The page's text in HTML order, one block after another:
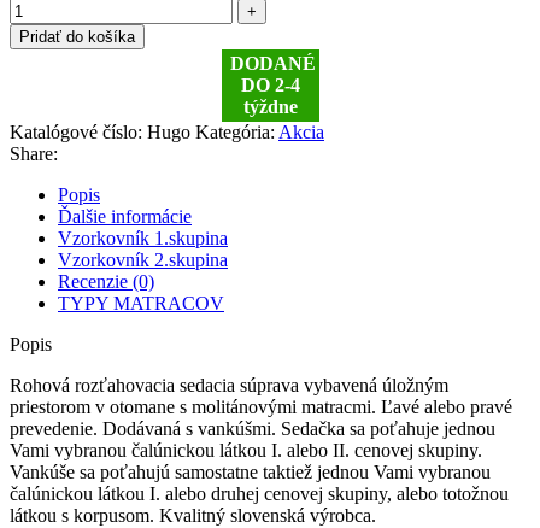
Pridať do košíka
DODANÉ
DO 2-4
týždne
Katalógové číslo: Hugo Kategória: Akcia
Share:
Popis
Ďalšie informácie
Vzorkovník 1.skupina
Vzorkovník 2.skupina
Recenzie (0)
TYPY MATRACOV
Popis
Rohová rozťahovacia sedacia súprava vybavená úložným
priestorom v otomane s molitánovými matracmi. Ľavé alebo pravé
prevedenie. Dodávaná s vankúšmi. Sedačka sa poťahuje jednou
Vami vybranou čalúnickou látkou I. alebo II. cenovej skupiny.
Vankúše sa poťahujú samostatne taktiež jednou Vami vybranou
čalúnickou látkou I. alebo druhej cenovej skupiny, alebo totožnou
látkou s korpusom. Kvalitný slovenská výrobca.